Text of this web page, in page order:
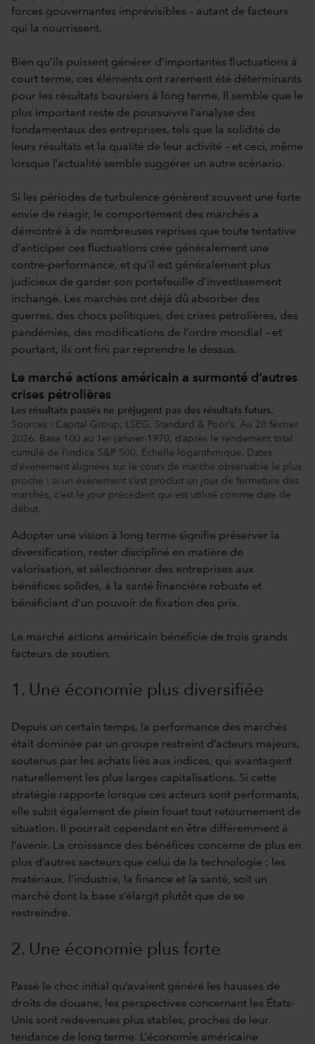
forces gouvernantes imprévisibles – autant de facteurs
qui la nourrissent.
Bien qu’ils puissent générer d’importantes fluctuations à
court terme, ces éléments ont rarement été déterminants
pour les résultats boursiers à long terme. Il semble que le
plus important reste de poursuivre l’analyse des
fondamentaux des entreprises, tels que la solidité de
leurs résultats et la qualité de leur activité – et ceci, même
lorsque l’actualité semble suggérer un autre scénario.
Si les périodes de turbulence génèrent souvent une forte
envie de réagir, le comportement des marchés a
démontré à de nombreuses reprises que toute tentative
d’anticiper ces fluctuations crée généralement une
contre-performance, et qu’il est généralement plus
judicieux de garder son portefeuille d’investissement
inchangé. Les marchés ont déjà dû absorber des
guerres, des chocs politiques, des crises pétrolières, des
pandémies, des modifications de l’ordre mondial – et
pourtant, ils ont fini par reprendre le dessus.
Le marché actions américain a surmonté d’autres
crises pétrolières
Les résultats passés ne préjugent pas des résultats futurs.
Sources : Capital Group, LSEG, Standard & Poor’s. Au 28 février
2026. Base 100 au 1er janvier 1970, d’après le rendement total
cumulé de l’indice S&P 500. Échelle logarithmique. Dates
d’événement alignées sur le cours de marché observable le plus
proche : si un événement s’est produit un jour de fermeture des
marchés, c’est le jour précédent qui est utilisé comme date de
début.
Adopter une vision à long terme signifie préserver la
diversification, rester discipliné en matière de
valorisation, et sélectionner des entreprises aux
bénéfices solides, à la santé financière robuste et
bénéficiant d’un pouvoir de fixation des prix.
Le marché actions américain bénéficie de trois grands
facteurs de soutien.
1. Une économie plus diversifiée
Depuis un certain temps, la performance des marchés
était dominée par un groupe restreint d’acteurs majeurs,
soutenus par les achats liés aux indices, qui avantagent
naturellement les plus larges capitalisations. Si cette
stratégie rapporte lorsque ces acteurs sont performants,
elle subit également de plein fouet tout retournement de
situation. Il pourrait cependant en être différemment à
l’avenir. La croissance des bénéfices concerne de plus en
plus d’autres secteurs que celui de la technologie : les
matériaux, l’industrie, la finance et la santé, soit un
marché dont la base s’élargit plutôt que de se
restreindre.
2. Une économie plus forte
Passé le choc initial qu’avaient généré les hausses de
droits de douane, les perspectives concernant les États-
Unis sont redevenues plus stables, proches de leur
tendance de long terme. L’économie américaine